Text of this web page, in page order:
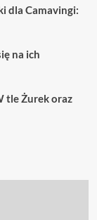
dla Camavingi:
na ich
tle Żurek oraz